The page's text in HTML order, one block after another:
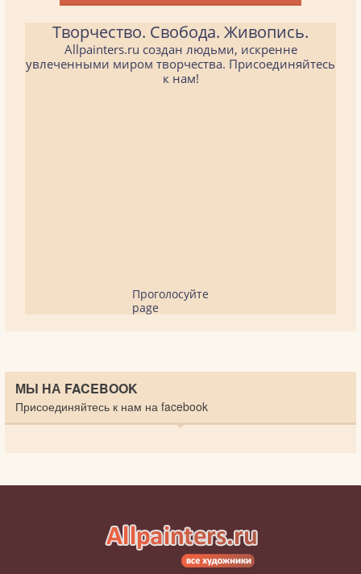
Творчество. Свобода. Живопись.
Allpainters.ru создан людьми, искренне
увлеченными миром творчества. Присоединяйтесь
к нам!
Проголосуйте
page
МЫ НА FACEBOOK
Присоединяйтесь к нам на facebook